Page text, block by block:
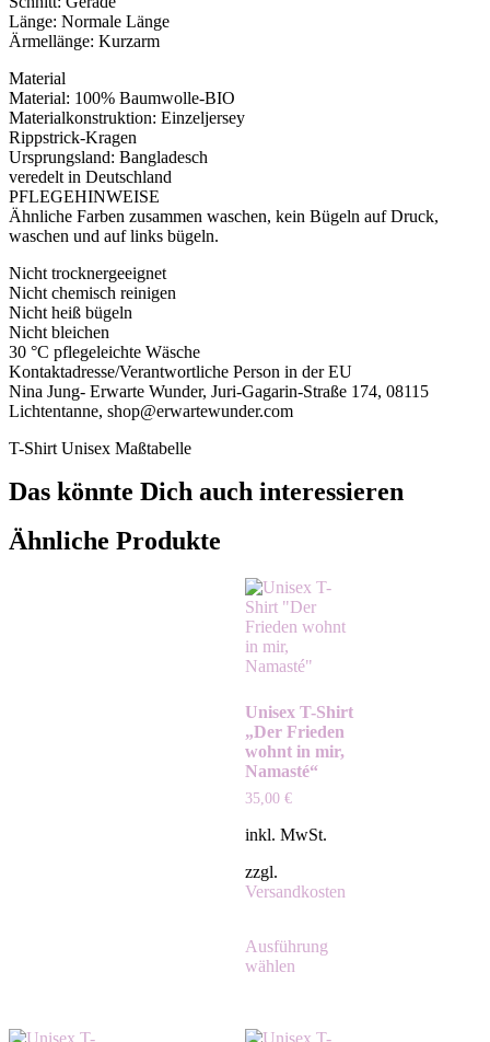
Länge: Normale Länge
Ärmellänge: Kurzarm
Material
Material: 100% Baumwolle-BIO
Materialkonstruktion: Einzeljersey
Rippstrick-Kragen
Ursprungsland: Bangladesch
veredelt in Deutschland
PFLEGEHINWEISE
Ähnliche Farben zusammen waschen, kein Bügeln auf Druck,
waschen und auf links bügeln.
Nicht trocknergeeignet
Nicht chemisch reinigen
Nicht heiß bügeln
Nicht bleichen
30 °C pflegeleichte Wäsche
Kontaktadresse/Verantwortliche Person in der EU
Nina Jung- Erwarte Wunder, Juri-Gagarin-Straße 174, 08115
Lichtentanne, shop@erwartewunder.com
T-Shirt Unisex Maßtabelle
Das könnte Dich auch interessieren
Ähnliche Produkte
Unisex T-Shirt
„Der Frieden
wohnt in mir,
Namasté“
35,00 €
inkl. MwSt.
zzgl.
Versandkosten
Ausführung
wählen